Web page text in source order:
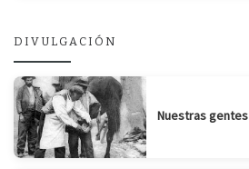
DIVULGACIÓN
Nuestras gentes